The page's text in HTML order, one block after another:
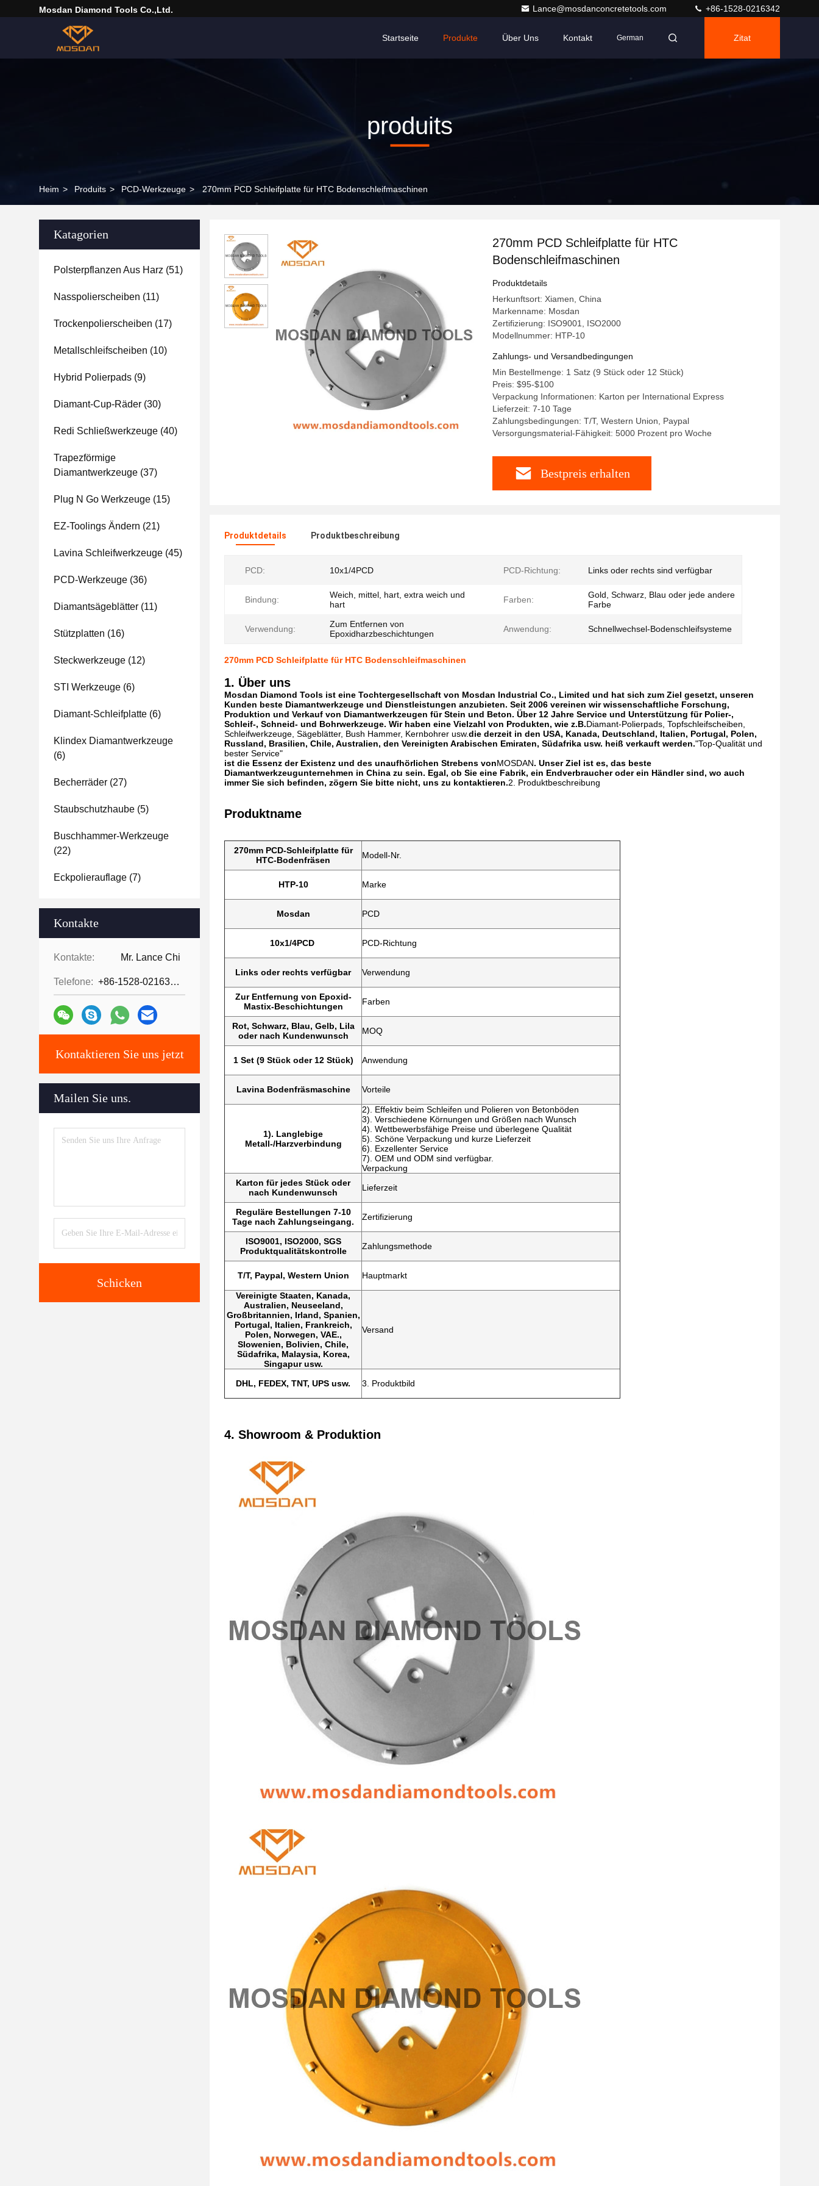
Mosdan Diamond Tools Co.,Ltd. Lance@mosdanconcretetools.com +86-1528-0216342
Startseite Produkte Über Uns Kontakt German Zitat
produits
Heim > Produits > PCD-Werkzeuge > 270mm PCD Schleifplatte für HTC Bodenschleifmaschinen
Katagorien
Polsterpflanzen Aus Harz (51)
Nasspolierscheiben (11)
Trockenpolierscheiben (17)
Metallschleifscheiben (10)
Hybrid Polierpads (9)
Diamant-Cup-Räder (30)
Redi Schließwerkzeuge (40)
Trapezförmige
Diamantwerkzeuge (37)
Plug N Go Werkzeuge (15)
EZ-Toolings Ändern (21)
Lavina Schleifwerkzeuge (45)
PCD-Werkzeuge (36)
Diamantsägeblätter (11)
Stützplatten (16)
Steckwerkzeuge (12)
STI Werkzeuge (6)
Diamant-Schleifplatte (6)
Klindex Diamantwerkzeuge
(6)
Becherräder (27)
Staubschutzhaube (5)
Buschhammer-Werkzeuge
(22)
Eckpolierauflage (7)
Kontakte
Kontakte: Mr. Lance Chi
Telefone: +86-1528-0216342
Kontaktieren Sie uns jetzt
Mailen Sie uns.
Schicken
270mm PCD Schleifplatte für HTC
Bodenschleifmaschinen
Produktdetails
Herkunftsort: Xiamen, China
Markenname: Mosdan
Zertifizierung: ISO9001, ISO2000
Modellnummer: HTP-10
Zahlungs- und Versandbedingungen
Min Bestellmenge: 1 Satz (9 Stück oder 12 Stück)
Preis: $95-$100
Verpackung Informationen: Karton per International Express
Lieferzeit: 7-10 Tage
Zahlungsbedingungen: T/T, Western Union, Paypal
Versorgungsmaterial-Fähigkeit: 5000 Prozent pro Woche
Bestpreis erhalten
Produktdetails Produktbeschreibung
PCD: 10x1/4PCD PCD-Richtung: Links oder rechts sind verfügbar
Bindung:
Weich, mittel, hart, extra weich und
hart
Farben:
Gold, Schwarz, Blau oder jede andere
Farbe
Verwendung:
Zum Entfernen von
Epoxidharzbeschichtungen
Anwendung: Schnellwechsel-Bodenschleifsysteme
270mm PCD Schleifplatte für HTC Bodenschleifmaschinen
1. Über uns
Mosdan Diamond Tools ist eine Tochtergesellschaft von Mosdan Industrial Co., Limited und hat sich zum Ziel gesetzt, unseren
Kunden beste Diamantwerkzeuge und Dienstleistungen anzubieten. Seit 2006 vereinen wir wissenschaftliche Forschung,
Produktion und Verkauf von Diamantwerkzeugen für Stein und Beton. Über 12 Jahre Service und Unterstützung für Polier-,
Schleif-, Schneid- und Bohrwerkzeuge. Wir haben eine Vielzahl von Produkten, wie z.B.Diamant-Polierpads, Topfschleifscheiben,
Schleifwerkzeuge, Sägeblätter, Bush Hammer, Kernbohrer usw.die derzeit in den USA, Kanada, Deutschland, Italien, Portugal, Polen,
Russland, Brasilien, Chile, Australien, den Vereinigten Arabischen Emiraten, Südafrika usw. heiß verkauft werden."Top-Qualität und
bester Service"
ist die Essenz der Existenz und des unaufhörlichen Strebens vonMOSDAN. Unser Ziel ist es, das beste
Diamantwerkzeugunternehmen in China zu sein. Egal, ob Sie eine Fabrik, ein Endverbraucher oder ein Händler sind, wo auch
immer Sie sich befinden, zögern Sie bitte nicht, uns zu kontaktieren.2. Produktbeschreibung
Produktname
270mm PCD-Schleifplatte für
HTC-Bodenfräsen
Modell-Nr.
HTP-10 Marke
Mosdan PCD
10x1/4PCD PCD-Richtung
Links oder rechts verfügbar Verwendung
Zur Entfernung von Epoxid-
Mastix-Beschichtungen
Farben
Rot, Schwarz, Blau, Gelb, Lila
oder nach Kundenwunsch
MOQ
1 Set (9 Stück oder 12 Stück) Anwendung
Lavina Bodenfräsmaschine Vorteile
1). Langlebige
Metall-/Harzverbindung
2). Effektiv beim Schleifen und Polieren von Betonböden
3). Verschiedene Körnungen und Größen nach Wunsch
4). Wettbewerbsfähige Preise und überlegene Qualität
5). Schöne Verpackung und kurze Lieferzeit
6). Exzellenter Service
7). OEM und ODM sind verfügbar.
Verpackung
Karton für jedes Stück oder
nach Kundenwunsch
Lieferzeit
Reguläre Bestellungen 7-10
Tage nach Zahlungseingang.
Zertifizierung
ISO9001, ISO2000, SGS
Produktqualitätskontrolle
Zahlungsmethode
T/T, Paypal, Western Union Hauptmarkt
Vereinigte Staaten, Kanada,
Australien, Neuseeland,
Großbritannien, Irland, Spanien,
Portugal, Italien, Frankreich,
Polen, Norwegen, VAE.,
Slowenien, Bolivien, Chile,
Südafrika, Malaysia, Korea,
Singapur usw.
Versand
DHL, FEDEX, TNT, UPS usw. 3. Produktbild
4. Showroom & Produktion